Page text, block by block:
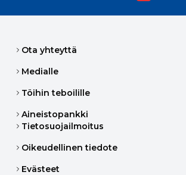
Ota yhteyttä
Medialle
Töihin teboilille
Aineistopankki
Tietosuojailmoitus
Oikeudellinen tiedote
Evästeet